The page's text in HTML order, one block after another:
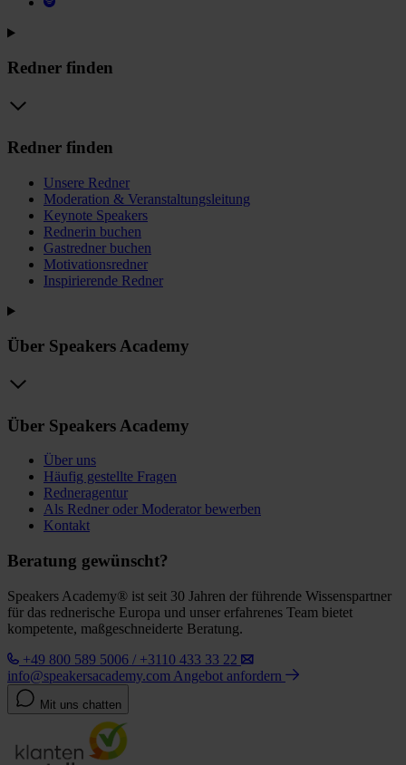
Redner finden
Redner finden
Unsere Redner
Moderation & Veranstaltungsleitung
Keynote Speakers
Rednerin buchen
Gastredner buchen
Motivationsredner
Inspirierende Redner
Über Speakers Academy
Über Speakers Academy
Über uns
Häufig gestellte Fragen
Redneragentur
Als Redner oder Moderator bewerben
Kontakt
Beratung gewünscht?
Speakers Academy® ist seit 30 Jahren der führende Wissenspartner
für das rednerische Europa und unser erfahrenes Team bietet
kompetente, maßgeschneiderte Beratung.
+49 800 589 5006 / +3110 433 33 22
info@speakersacademy.com Angebot anfordern
Mit uns chatten